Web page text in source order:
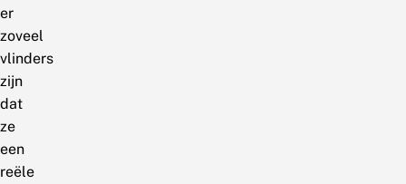
er
zoveel
vlinders
zijn
dat
ze
een
reële